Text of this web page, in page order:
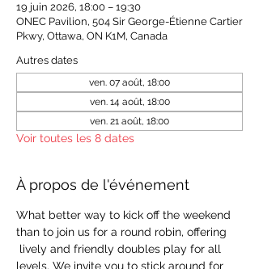
19 juin 2026, 18:00 – 19:30
ONEC Pavilion, 504 Sir George-Étienne Cartier
Pkwy, Ottawa, ON K1M, Canada
Autres dates
ven. 07 août, 18:00
ven. 14 août, 18:00
ven. 21 août, 18:00
Voir toutes les 8 dates
À propos de l'événement
What better way to kick off the weekend
than to join us for a round robin, offering
lively and friendly doubles play for all
levels. We invite you to stick around for